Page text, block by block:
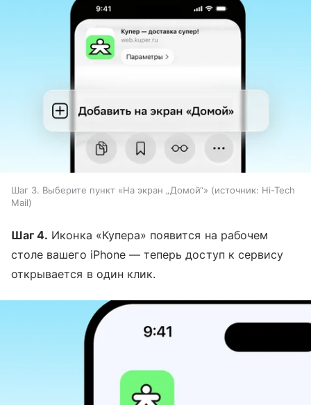
Шаг 3. Выберите пункт «На экран „Домой“» источник: Hi-Tech
Mail
Шаг 4. Иконка «Купера» появится на рабочем
столе вашего iPhone — теперь доступ к сервису
открывается в один клик.